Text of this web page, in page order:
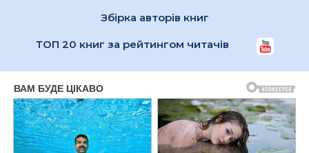
Збірка авторів книг
ТОП 20 книг за рейтингом читачів